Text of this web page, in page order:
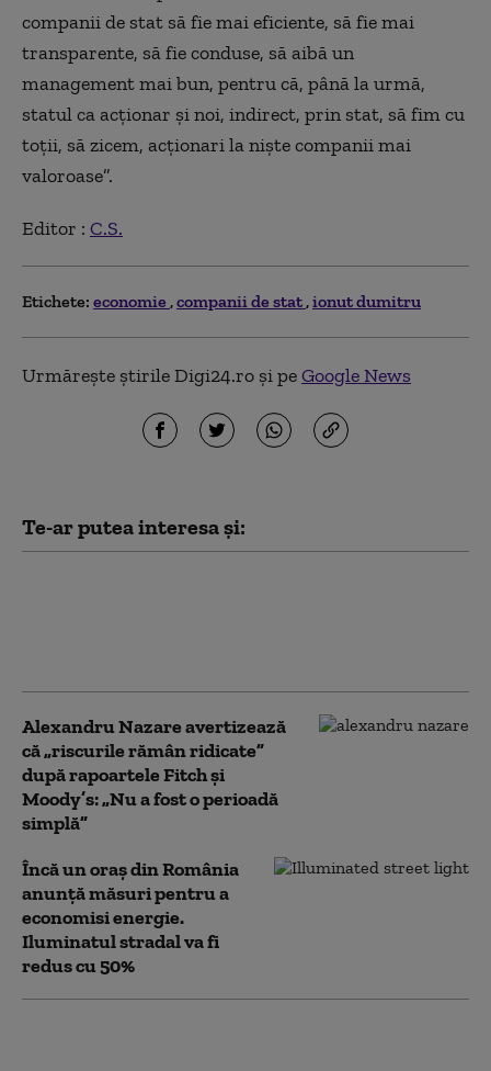
companii de stat să fie mai eficiente, să fie mai
transparente, să fie conduse, să aibă un
management mai bun, pentru că, până la urmă,
statul ca acționar și noi, indirect, prin stat, să fim cu
toții, să zicem, acționari la niște companii mai
valoroase”.
Editor : C.S.
Etichete: economie companii de stat ionut dumitru
Urmărește știrile Digi24.ro și peGoogle News
Te-ar putea interesa și:
Alexandru Nazare avertizează
că „riscurile rămân ridicate”
după rapoartele Fitch și
Moody’s: „Nu a fost o perioadă
simplă”
Încă un oraș din România
anunță măsuri pentru a
economisi energie.
Iluminatul stradal va fi
redus cu 50%